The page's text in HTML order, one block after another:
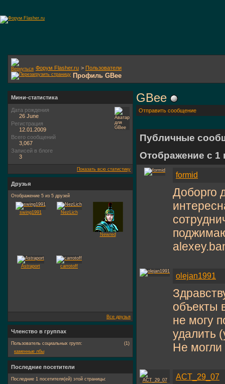
Форум Flasher.ru > Пользователи
Профиль GBee
GBee
Отправить сообщение
Публичные
Отображение с 1
formid
Доборго
olejan1991
объекты
не могу
удалить
Не
ACT_29_07
Мини-статистика
Дата рождения
26 June
Регистрация
12.01.2009
Всего сообщений
3,067
Записей в блоге
3
Показать всю статистику
Друзья
Отображение 5 из 5 друзей
swing1991 NezLich
Newred
Astraport carrotoff
Все друзья
Членство в группах
(1)
Пользователь социальных групп:
каменные лбы
Последние посетители
Последние 1 посетителя(ей) этой страницы: